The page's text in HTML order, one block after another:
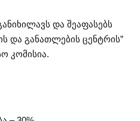
და შეაფასებს
და განათლების ცენტრის”
კომისია.